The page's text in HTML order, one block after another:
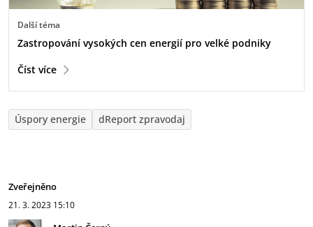
Další téma
Zastropování vysokých cen energií pro velké podniky
Číst více
Úspory energie dReport zpravodaj
Zveřejněno
21. 3. 2023 15:10